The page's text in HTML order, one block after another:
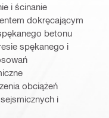
i ścinanie
dokręcającym
betonu
spękanego i
obciążeń
i